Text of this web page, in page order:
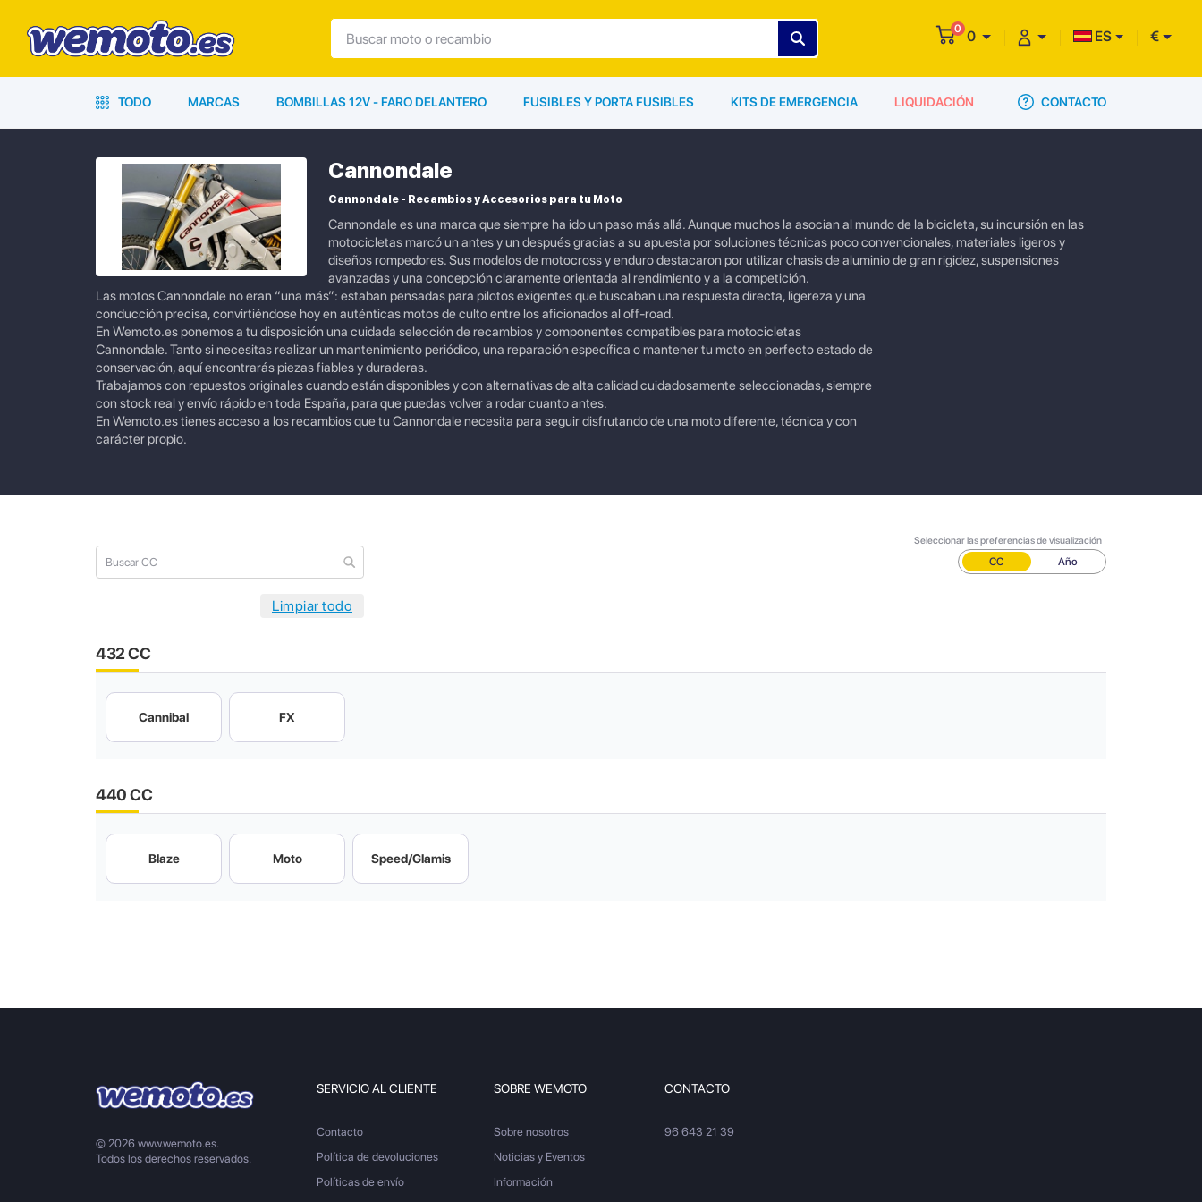
0 0 ES €
TODO MARCAS BOMBILLAS 12V - FARO DELANTERO FUSIBLES Y PORTA FUSIBLES KITS DE EMERGENCIA LIQUIDACIÓN CONTACTO
Cannondale
Cannondale - Recambios y Accesorios para tu Moto
Cannondale es una marca que siempre ha ido un paso más allá. Aunque muchos la asocian al mundo de la bicicleta, su incursión en las
motocicletas marcó un antes y un después gracias a su apuesta por soluciones técnicas poco convencionales, materiales ligeros y
diseños rompedores. Sus modelos de motocross y enduro destacaron por utilizar chasis de aluminio de gran rigidez, suspensiones
avanzadas y una concepción claramente orientada al rendimiento y a la competición.
Las motos Cannondale no eran “una más”: estaban pensadas para pilotos exigentes que buscaban una respuesta directa, ligereza y una
conducción precisa, convirtiéndose hoy en auténticas motos de culto entre los aficionados al off-road.
En Wemoto.es ponemos a tu disposición una cuidada selección de recambios y componentes compatibles para motocicletas
Cannondale. Tanto si necesitas realizar un mantenimiento periódico, una reparación específica o mantener tu moto en perfecto estado de
conservación, aquí encontrarás piezas fiables y duraderas.
Trabajamos con repuestos originales cuando están disponibles y con alternativas de alta calidad cuidadosamente seleccionadas, siempre
con stock real y envío rápido en toda España, para que puedas volver a rodar cuanto antes.
En Wemoto.es tienes acceso a los recambios que tu Cannondale necesita para seguir disfrutando de una moto diferente, técnica y con
carácter propio.
Seleccionar las preferencias de visualización
CC Año
432 CC
Cannibal FX
440 CC
Blaze Moto Speed/Glamis
© 2026 www.wemoto.es.
Todos los derechos reservados.
SERVICIO AL CLIENTE
Contacto
Política de devoluciones
Políticas de envío
SOBRE WEMOTO
Sobre nosotros
Noticias y Eventos
Información
CONTACTO
96 643 21 39